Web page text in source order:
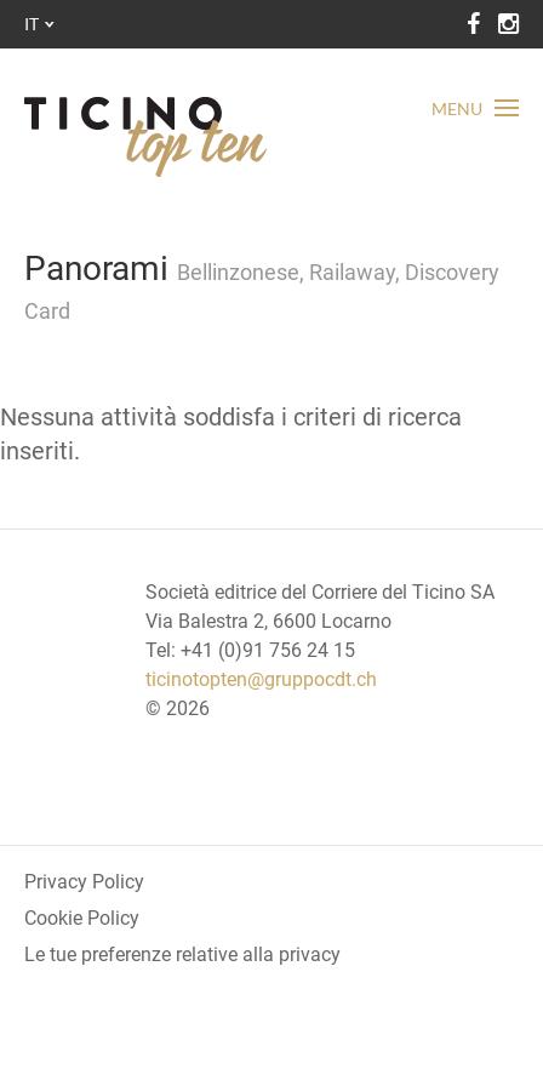
MENU
IT
Panorami Bellinzonese, Railaway, Discovery
Card
Nessuna attività soddisfa i criteri di ricerca
inseriti.
Società editrice del Corriere del Ticino SA
Via Balestra 2, 6600 Locarno
Tel: +41 (0)91 756 24 15
ticinotopten@gruppocdt.ch
© 2026
Privacy Policy
Cookie Policy
Le tue preferenze relative alla privacy